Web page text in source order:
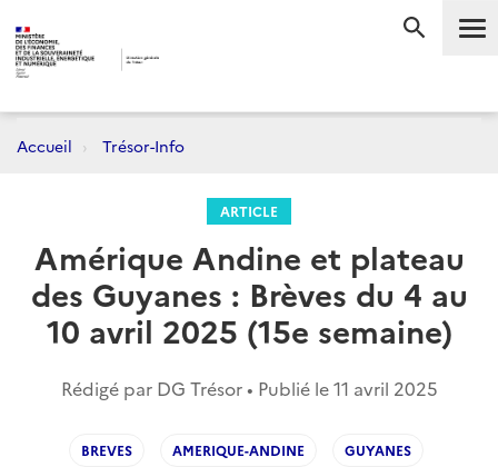
Accueil Trésor-Info
ARTICLE
Amérique Andine et plateau
des Guyanes : Brèves du 4 au
10 avril 2025 (15e semaine)
Rédigé par DG Trésor • Publié le11 avril 2025
BREVES AMERIQUE-ANDINE GUYANES